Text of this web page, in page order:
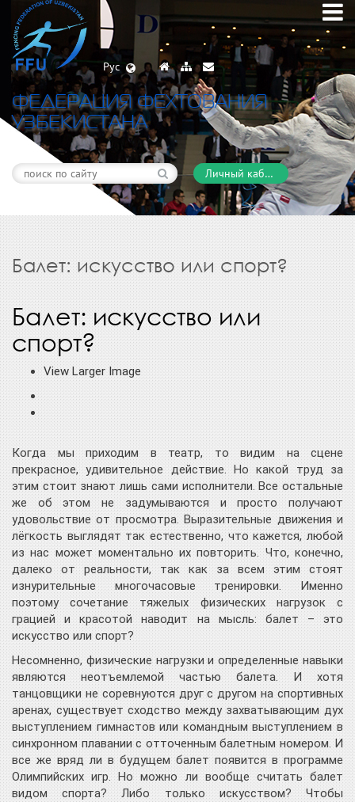
Рус
ФЕДЕРАЦИЯ ФЕХТОВАНИЯ
УЗБЕКИСТАНА
Личный кабинет
Балет: искусство или спорт?
Балет: искусство или
спорт?
View Larger Image
Когда мы приходим в театр, то видим на сцене
прекрасное, удивительное действие. Но какой труд за
этим стоит знают лишь сами исполнители. Все остальные
же об этом не задумываются и просто получают
удовольствие от просмотра. Выразительные движения и
лёгкость выглядят так естественно, что кажется, любой
из нас может моментально их повторить. Что, конечно,
далеко от реальности, так как за всем этим стоят
изнурительные многочасовые тренировки. Именно
поэтому сочетание тяжелых физических нагрузок с
грацией и красотой наводит на мысль: балет – это
искусство или спорт?
Несомненно, физические нагрузки и определенные навыки
являются неотъемлемой частью балета. И хотя
танцовщики не соревнуются друг с другом на спортивных
аренах, существует сходство между захватывающим дух
выступлением гимнастов или командным выступлением в
синхронном плавании с отточенным балетным номером. И
все же вряд ли в будущем балет появится в программе
Олимпийских игр. Но можно ли вообще считать балет
видом спорта? Либо только искусством? Чтобы